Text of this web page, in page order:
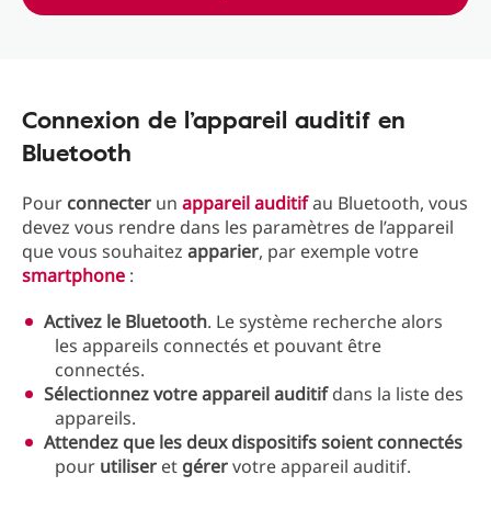
Connexion de l’appareil auditif en
Bluetooth
Pour connecter un appareil auditifau Bluetooth, vous
devez vous rendre dans les paramètres de l’appareil
que vous souhaitez apparier, par exemple votre
smartphone :
Activez le Bluetooth. Le système recherche alors
les appareils connectés et pouvant être
connectés.
Sélectionnez votre appareil auditifdans la liste des
appareils.
Attendez que les deux dispositifs soient connectés
pour utiliser et gérervotre appareil auditif.